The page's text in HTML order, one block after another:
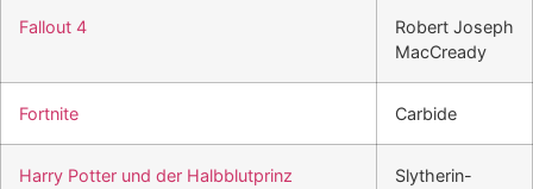
Fallout 4
Robert Joseph
MacCready
Fortnite Carbide
Harry Potter und der Halbblutprinz Slytherin-